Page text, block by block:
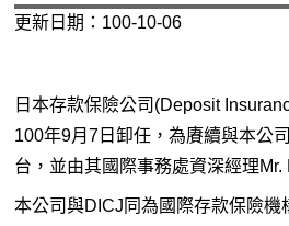
更新日期：100-10-06
日本存款保險公司(Deposit
100年9月7日卸任，為賡續與本公
台，並由其國際事務處資深經理
本公司與DICJ同為國際存款保險機